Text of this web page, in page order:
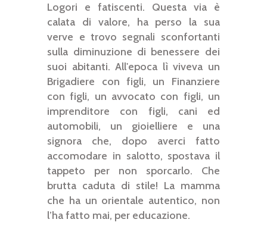
Logori e fatiscenti. Questa via è
calata di valore, ha perso la sua
verve e trovo segnali sconfortanti
sulla diminuzione di benessere dei
suoi abitanti. All'epoca lì viveva un
Brigadiere con figli, un Finanziere
con figli, un avvocato con figli, un
imprenditore con figli, cani ed
automobili, un gioielliere e una
signora che, dopo averci fatto
accomodare in salotto, spostava il
tappeto per non sporcarlo. Che
brutta caduta di stile! La mamma
che ha un orientale autentico, non
l’ha fatto mai, per educazione.